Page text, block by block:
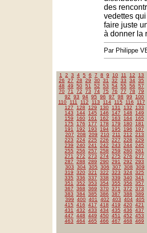
des
vedettes
faire juste
à donner la
Par Philippe
1 2 3 4 5 6 7 8 9 10 11 12
13
26
27 28 29 30 31 32 33 34 35
48
49 50 51 52 53 54 55 56
57
70 71 72 73 74 75 76 77 78
79
92
93 94 95 96 97 98 99
100
110
111 112 113 114 115 116
117
127
128 129 130 131 132
133
143
144 145 146 147 148
149
159
160 161 162 163 164
165
175
176 177 178 179 180
181
191
192 193 194 195 196
197
207
208 209 210 211 212
213
223
224 225 226 227 228
229
239
240 241 242 243 244 245
255
256 257 258 259 260 261
271
272 273 274 275 276
277
287
288 289 290 291 292
293
303
304 305 306 307 308
309
319
320 321 322 323 324 325
335
336 337 338 339 340 341
351
352 353 354 355 356
357
367
368 369 370 371 372
373
383
384 385 386 387 388
389
399
400 401 402 403 404 405
415
416 417 418 419 420 421
431
432 433 434 435 436
437
447
448 449 450 451 452
453
463
464 465 466 467 468 469